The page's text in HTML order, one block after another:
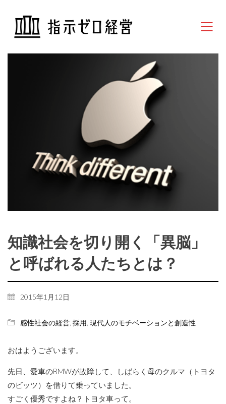
知識社会を切り開く「異脳」
と呼ばれる人たちとは？
2015年1月12日
感性社会の経営 採用 現代人のモチベーションと創造性
おはようございます。
先日、愛車のBMWが故障して、しばらく母のクルマ（トヨタ
のビッツ）を借りて乗っていました。
すごく優秀ですよね？トヨタ車って。